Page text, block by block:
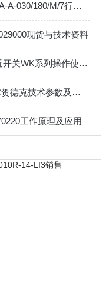
意大利阿托斯ATOS比例阀RZMA-A-030/180/M/7行业标准
现货与技术资料
德国蒂芬巴赫TIEFENBACH接近开关WK系列操作使用介绍
700系列压力变送器德国HYDAC贺德克技术参数及应用
工作原理及应用